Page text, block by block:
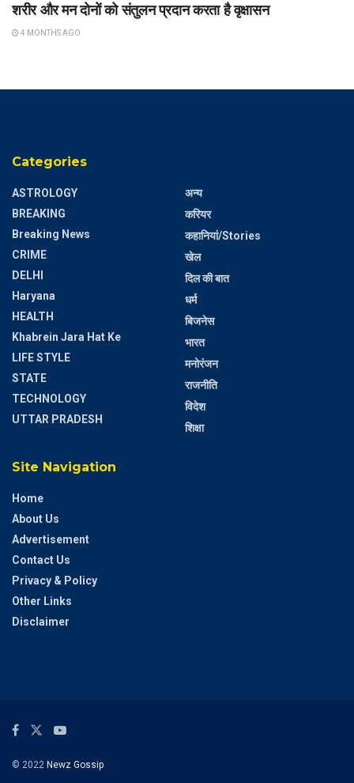
शरीर और मन दोनों को संतुलन प्रदान करता है वृक्षासन
4 MONTHS AGO
Categories
ASTROLOGY
BREAKING
Breaking News
CRIME
DELHI
Haryana
HEALTH
Khabrein Jara Hat Ke
LIFE STYLE
STATE
TECHNOLOGY
UTTAR PRADESH
अन्य
करियर
कहानियां/Stories
खेल
दिल की बात
धर्म
बिजनेस
भारत
मनोरंजन
राजनीति
विदेश
शिक्षा
Site Navigation
Home
About Us
Advertisement
Contact Us
Privacy & Policy
Other Links
Disclaimer
© 2022 Newz Gossip